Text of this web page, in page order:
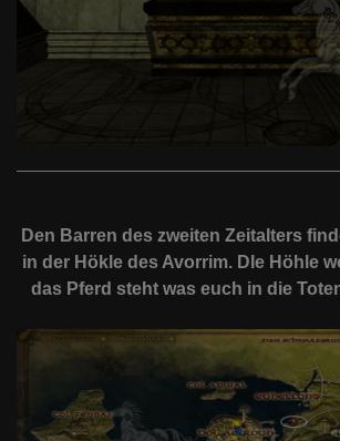
Den Barren des zweiten Zeitalters
in der Hökle des Avorrim. DIe Höhle
das Pferd steht was euch in die